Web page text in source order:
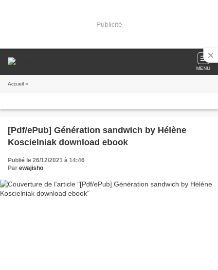
Publicité
MENU
Accueil »
[Pdf/ePub] Génération sandwich by Hélène
Koscielniak download ebook
Publié le 26/12/2021 à 14:46
Par ewajisho